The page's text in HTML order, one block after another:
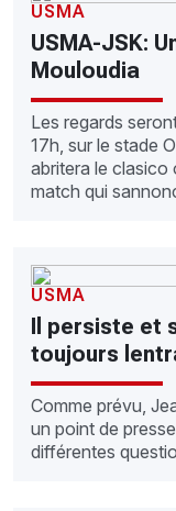
USMA
USMA-JSK:
Mouloudia
Les regards
17h, sur le stade
abritera le clasico
match qui
USMA
Il persiste et
toujours
Comme prévu,
un point de
différentes